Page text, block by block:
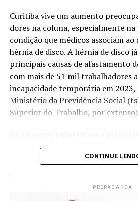
É costume também utilizar um
agulhas. Trata-se de um pequeno
descartável dentro do qual corre a
pressão da ponta do mandril sobre
a dor da entrada, mas
muitas vezes optam por inserir a
movimento rápido à mão livre até
o quanto se conseguirá inserir da
movimento).
Curitiba vive um aumento
dores na coluna, especialmente
condição que médicos associam ao
hérnia de disco. A hérnia de disco
principais causas de afastamento
com mais de 51 mil trabalhadores
incapacidade temporária em 2023,
Ministério da Previdência Social
Superior do Trabalho, por extenso)
confirmada também em Curitiba e
mil trabalhadores foram afastados
destaque para a hérnia de disco
CONTINUE
PROPAGANDA